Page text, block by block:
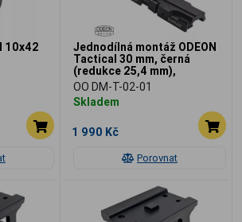
10x42
Porovnat
Jednodílná montáž ODEON
Tactical 30 mm, černá
(redukce 25,4 mm),
rychloupínací
OO DM-T-02-01
Skladem
1 990 Kč